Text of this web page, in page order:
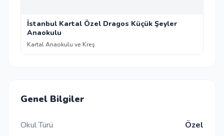
İstanbul Kartal Özel Dragos Küçük Şeyler
Anaokulu
Kartal Anaokulu ve Kreş
Genel Bilgiler
Okul Türü Özel